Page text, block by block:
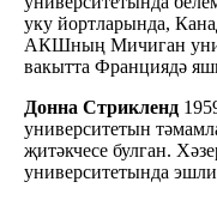
уку йортларында,
АКШның Мичиган
вакытта Франциядә
Донна Стрикленд
университетын
җитәкчесе булган.
университетында